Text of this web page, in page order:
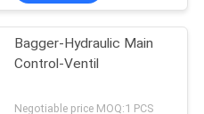
Bagger-Hydraulic Main
Control-Ventil
Negotiable price MOQ:1 PCS